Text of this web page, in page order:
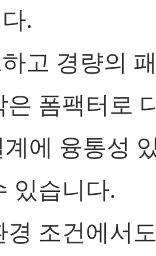
.
고 경량의
은 폼팩터로
계에 융통성
있습니다.
경 조건에서